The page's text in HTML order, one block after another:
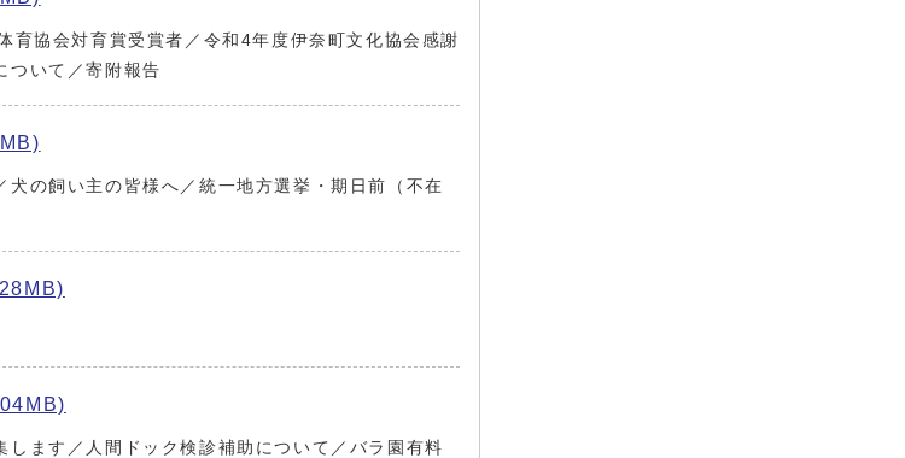
協会対育賞受賞者／令和4年度伊奈町文化協会感謝
ついて／寄附報告
の飼い主の皆様へ／統一地方選挙・期日前（不在
ます／人間ドック検診補助について／バラ園有料